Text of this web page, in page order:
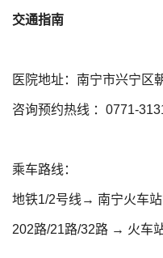
交通指南
医院地址：南宁市兴宁区
咨询预约热线 ：0771-
乘车路线：
地铁1/2号线→ 南宁火车
202路/21路/32路 → 火车